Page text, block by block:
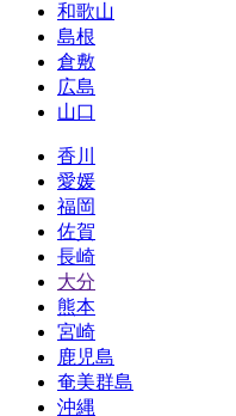
和歌山
島根
倉敷
広島
山口
香川
愛媛
福岡
佐賀
長崎
大分
熊本
宮崎
鹿児島
奄美群島
沖縄